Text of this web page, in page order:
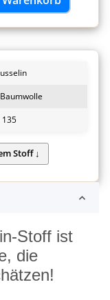
135
Stoff ist
die